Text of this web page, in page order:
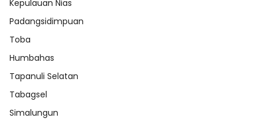
Kepulauan Nias
Padangsidimpuan
Toba
Humbahas
Tapanuli Selatan
Tabagsel
Simalungun